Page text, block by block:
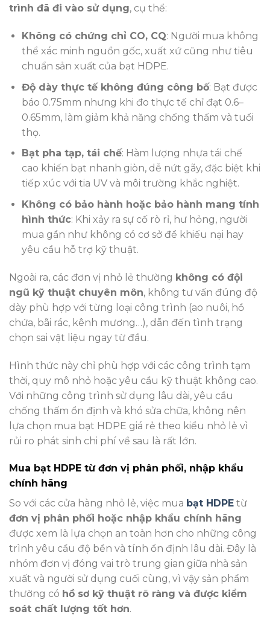
trình đã đi vào sử dụng, cụ thể:
Không có chứng chỉ CO, CQ: Người mua không
thể xác minh nguồn gốc, xuất xứ cũng như tiêu
chuẩn sản xuất của bạt HDPE.
Độ dày thực tế không đúng công bố: Bạt được
báo 0.75mm nhưng khi đo thực tế chỉ đạt 0.6–
0.65mm, làm giảm khả năng chống thấm và tuổi
thọ.
Bạt pha tạp, tái chế: Hàm lượng nhựa tái chế
cao khiến bạt nhanh giòn, dễ nứt gãy, đặc biệt khi
tiếp xúc với tia UV và môi trường khắc nghiệt.
Không có bảo hành hoặc bảo hành mang tính
hình thức: Khi xảy ra sự cố rò rỉ, hư hỏng, người
mua gần như không có cơ sở để khiếu nại hay
yêu cầu hỗ trợ kỹ thuật.
Ngoài ra, các đơn vị nhỏ lẻ thường không có đội
ngũ kỹ thuật chuyên môn, không tư vấn đúng độ
dày phù hợp với từng loại công trình (ao nuôi, hồ
chứa, bãi rác, kênh mương…), dẫn đến tình trạng
chọn sai vật liệu ngay từ đầu.
Hình thức này chỉ phù hợp với các công trình tạm
thời, quy mô nhỏ hoặc yêu cầu kỹ thuật không cao.
Với những công trình sử dụng lâu dài, yêu cầu
chống thấm ổn định và khó sửa chữa, không nên
lựa chọn mua bạt HDPE giá rẻ theo kiểu nhỏ lẻ vì
rủi ro phát sinh chi phí về sau là rất lớn.
Mua bạt HDPE từ đơn vị phân phối, nhập khẩu
chính hãng
So với các cửa hàng nhỏ lẻ, việc mua bạt HDPE từ
đơn vị phân phối hoặc nhập khẩu chính hãng
được xem là lựa chọn an toàn hơn cho những công
trình yêu cầu độ bền và tính ổn định lâu dài. Đây là
nhóm đơn vị đóng vai trò trung gian giữa nhà sản
xuất và người sử dụng cuối cùng, vì vậy sản phẩm
thường có hồ sơ kỹ thuật rõ ràng và được kiểm
soát chất lượng tốt hơn.